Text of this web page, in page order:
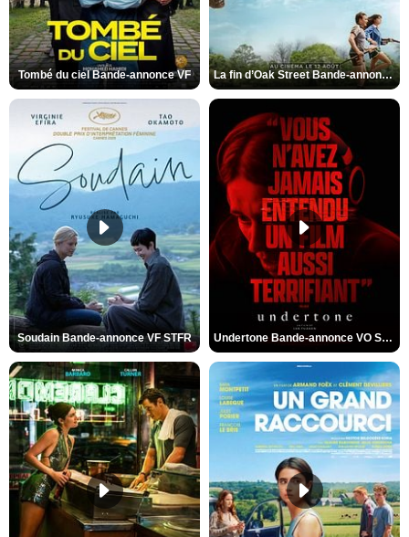
Tombé du ciel Bande-annonce VF La fin d’Oak Street Bande-annonce VO STFR
Soudain Bande-annonce VF STFR Undertone Bande-annonce VO STFR